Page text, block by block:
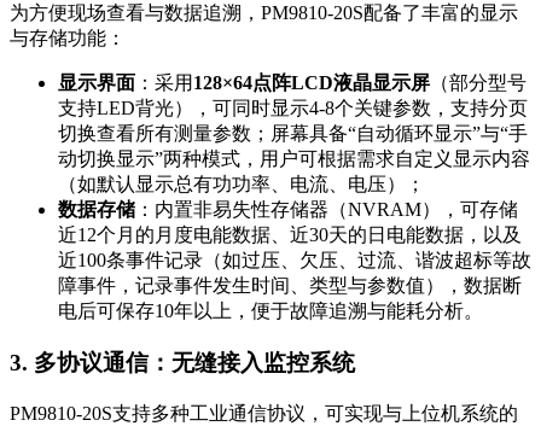
为方便现场查看与数据追溯，PM9810-20S配备了丰富的显示
与存储功能：
显示界面 ：采用 128×64点阵LCD液晶显示屏 （部分型号
支持LED背光），可同时显示4-8个关键参数，支持分页
切换查看所有测量参数；屏幕具备“自动循环显示”与“手
动切换显示”两种模式，用户可根据需求自定义显示内容
（如默认显示总有功功率、电流、电压）；
数据存储 ：内置非易失性存储器（NVRAM），可存储
近12个月的月度电能数据、近30天的日电能数据，以及
近100条事件记录（如过压、欠压、过流、谐波超标等故
障事件，记录事件发生时间、类型与参数值），数据断
电后可保存10年以上，便于故障追溯与能耗分析。
3. 多协议通信：无缝接入监控系统
PM9810-20S支持多种工业通信协议，可实现与上位机系统的